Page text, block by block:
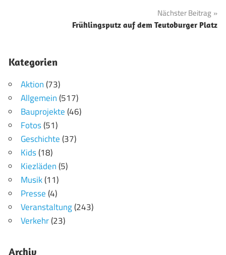
Nächster Beitrag
Frühlingsputz auf dem Teutoburger Platz
Kategorien
Aktion(73)
Allgemein(517)
Bauprojekte(46)
Fotos(51)
Geschichte(37)
Kids(18)
Kiezläden(5)
Musik(11)
Presse(4)
Veranstaltung(243)
Verkehr(23)
Archiv